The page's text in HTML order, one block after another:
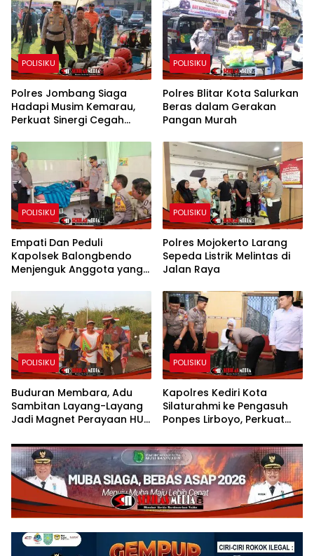
POLISIKU
Polres Jombang Siaga
Hadapi Musim Kemarau,
Perkuat Sinergi Cegah
POLISIKU
Polres Blitar Kota Salurkan
Beras dalam Gerakan
Pangan Murah
POLISIKU
Empati Dan Peduli
Kapolsek Balongbendo
Menjenguk Anggota yang
POLISIKU
Polres Mojokerto Larang
Sepeda Listrik Melintas di
Jalan Raya
POLISIKU
Buduran Membara, Adu
Sambitan Layang-Layang
Jadi Magnet Perayaan HUT
POLISIKU
Kapolres Kediri Kota
Silaturahmi ke Pengasuh
Ponpes Lirboyo, Perkuat